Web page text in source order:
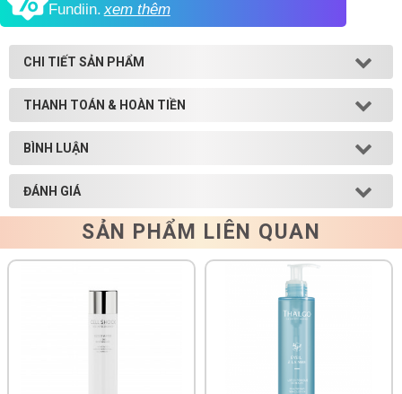
Fundiin.xem thêm
CHI TIẾT SẢN PHẨM
THANH TOÁN & HOÀN TIỀN
BÌNH LUẬN
ĐÁNH GIÁ
SẢN PHẨM LIÊN QUAN